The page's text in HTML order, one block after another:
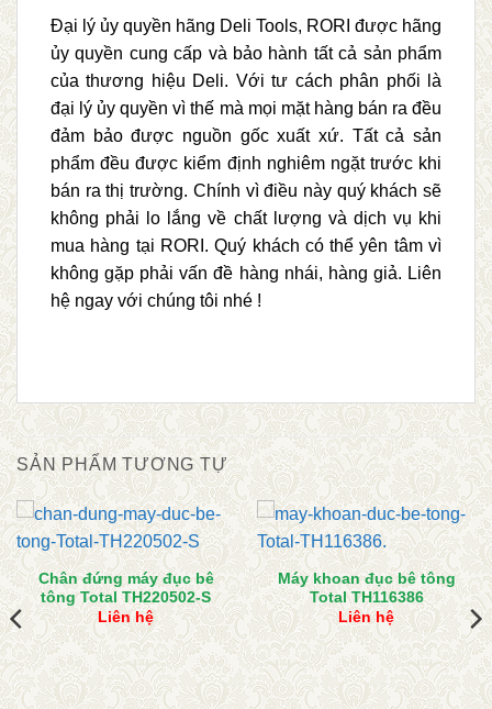
Đại lý ủy quyền hãng Deli Tools, RORI được hãng
ủy quyền cung cấp và bảo hành tất cả sản phẩm
của thương hiệu Deli. Với tư cách phân phối là
đại lý ủy quyền vì thế mà mọi mặt hàng bán ra đều
đảm bảo được nguồn gốc xuất xứ. Tất cả sản
phẩm đều được kiểm định nghiêm ngặt trước khi
bán ra thị trường. Chính vì điều này quý khách sẽ
không phải lo lắng về chất lượng và dịch vụ khi
mua hàng tại RORI. Quý khách có thể yên tâm vì
không gặp phải vấn đề hàng nhái, hàng giả. Liên
hệ ngay với chúng tôi nhé !
SẢN PHẨM TƯƠNG TỰ
Chân đứng máy đục bê
tông Total TH220502-S
Liên hệ
Máy khoan đục bê tông
Total TH116386
Liên hệ